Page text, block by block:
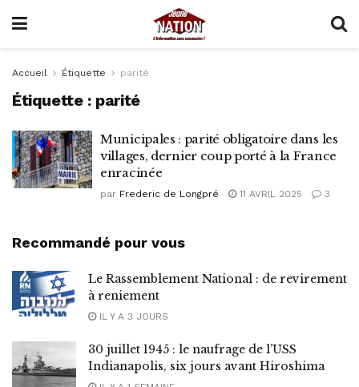
Accueil Étiquette parité
Étiquette : parité
Municipales : parité obligatoire dans les
villages, dernier coup porté à la France
enracinée
par Frederic de Longpré 11 AVRIL 2025 3
Recommandé pour vous
Le Rassemblement National : de revirement
à reniement
IL Y A 3 JOURS
30 juillet 1945 : le naufrage de l’USS
Indianapolis, six jours avant Hiroshima